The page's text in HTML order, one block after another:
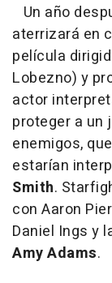
Un año
aterrizará en
película
Lobezno) y
actor
proteger a un
enemigos,
estarían
Smith.
con Aaron
Daniel Ings y
Amy Adams.